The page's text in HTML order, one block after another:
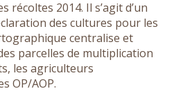
récoltes 2014. Il s’agit d’un
des cultures pour les
centralise et
parcelles de multiplication
les agriculteurs
OP/AOP.